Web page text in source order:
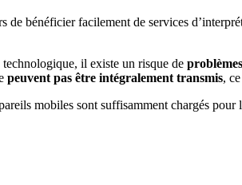
bénéficier facilement de services
il existe un risque de
peuvent pas être intégralement transmis,
mobiles sont suffisamment chargés